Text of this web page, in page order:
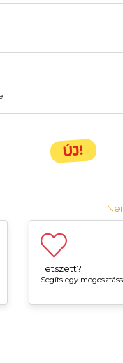
ÚJ!
Tetszett?
Segíts egy